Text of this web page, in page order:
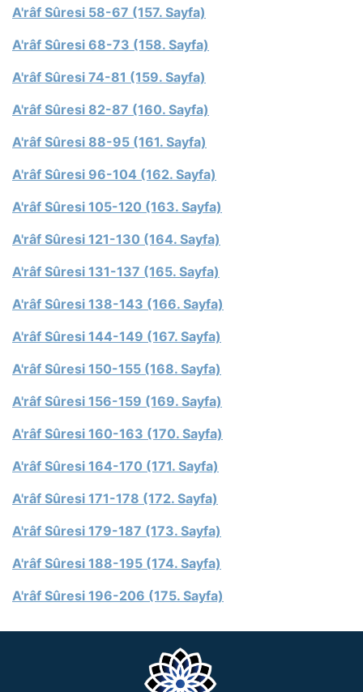
A'râf Sûresi 58-67 (157. Sayfa)
A'râf Sûresi 68-73 (158. Sayfa)
A'râf Sûresi 74-81 (159. Sayfa)
A'râf Sûresi 82-87 (160. Sayfa)
A'râf Sûresi 88-95 (161. Sayfa)
A'râf Sûresi 96-104 (162. Sayfa)
A'râf Sûresi 105-120 (163. Sayfa)
A'râf Sûresi 121-130 (164. Sayfa)
A'râf Sûresi 131-137 (165. Sayfa)
A'râf Sûresi 138-143 (166. Sayfa)
A'râf Sûresi 144-149 (167. Sayfa)
A'râf Sûresi 150-155 (168. Sayfa)
A'râf Sûresi 156-159 (169. Sayfa)
A'râf Sûresi 160-163 (170. Sayfa)
A'râf Sûresi 164-170 (171. Sayfa)
A'râf Sûresi 171-178 (172. Sayfa)
A'râf Sûresi 179-187 (173. Sayfa)
A'râf Sûresi 188-195 (174. Sayfa)
A'râf Sûresi 196-206 (175. Sayfa)